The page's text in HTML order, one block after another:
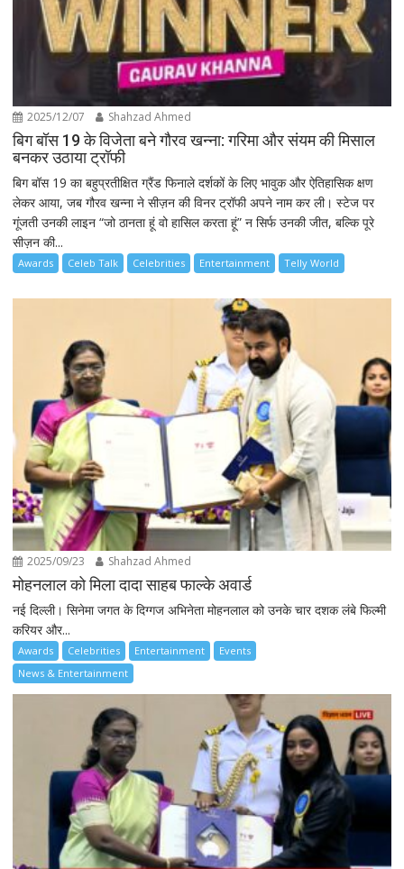
2025/12/07 Shahzad Ahmed
बिग बॉस 19 के विजेता बने गौरव खन्ना: गरिमा और संयम की मिसाल
बनकर उठाया ट्रॉफी
बिग बॉस 19 का बहुप्रतीक्षित ग्रैंड फिनाले दर्शकों के लिए भावुक और ऐतिहासिक क्षण
लेकर आया, जब गौरव खन्ना ने सीज़न की विनर ट्रॉफी अपने नाम कर ली। स्टेज पर
गूंजती उनकी लाइन “जो ठानता हूं वो हासिल करता हूं” न सिर्फ उनकी जीत, बल्कि पूरे
सीज़न की...
Awards Celeb Talk Celebrities Entertainment Telly World
2025/09/23 Shahzad Ahmed
मोहनलाल को मिला दादा साहब फाल्के अवार्ड
नई दिल्ली। सिनेमा जगत के दिग्गज अभिनेता मोहनलाल को उनके चार दशक लंबे फिल्मी
करियर और...
Awards Celebrities Entertainment
Events
News & Entertainment